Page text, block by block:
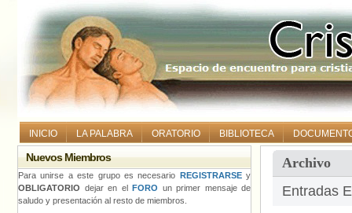
INICIO LA PALABRA ORATORIO BIBLIOTECA
Archivo
Entradas
Nuevos Miembros
Para unirse a este grupo es necesario REGISTRARSEy
OBLIGATORIO dejar en el FORO un primer mensaje de
saludo y presentación al resto de miembros.